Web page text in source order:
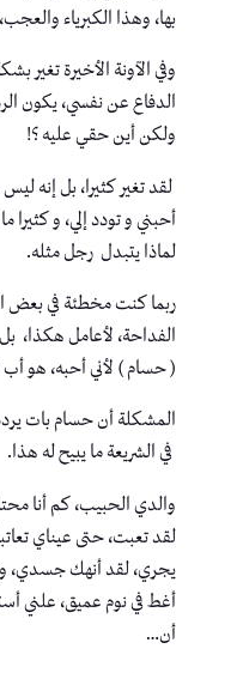
بها، وهذا الكبرياء
وفي الآونة الأخيرة تغير
الدفاع عن نفسي، يكون
ولكن أين حقي عليه ؟!
لقد تغير كثيرا، بل إنه
أحبني و تودد إلي، و
لماذا يتبدل رجل مثله.
ربما كنت مخطئة في بعض
الفداحة، لأعامل هكذا،
( حسام ) لأني أحبه، هو أب
المشكلة أن حسام بات
في الشريعة ما يبيح له هذا.
والدي الحبيب، كم أنا
لقد تعبت، حتى عيناي
يجري، لقد أنهك جسدي،
أغط في نوم عميق، علني
أن…